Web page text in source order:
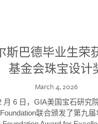
斯巴德毕业生荣
基金会珠宝设计
March 4, 2026
月 6 日，GIA美国宝石研究
联合颁发了第九